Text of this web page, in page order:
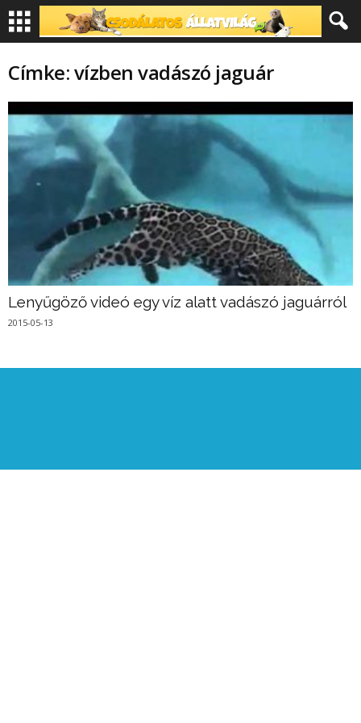
Címke: vízben vadászó jaguár
Lenyűgöző videó egy víz alatt vadászó jaguárról
2015-05-13